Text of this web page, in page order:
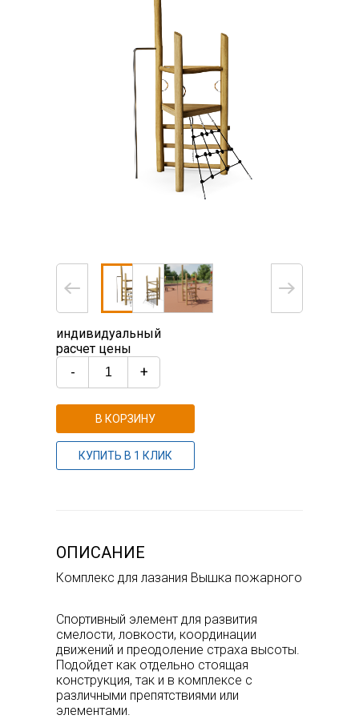
индивидуальный
расчет цены
- +
В КОРЗИНУ
КУПИТЬ В 1 КЛИК
ОПИСАНИЕ
Комплекс для лазания Вышка пожарного
Спортивный элемент для развития
смелости, ловкости, координации
движений и преодоление страха высоты.
Подойдет как отдельно стоящая
конструкция, так и в комплексе с
различными препятствиями или
элементами.